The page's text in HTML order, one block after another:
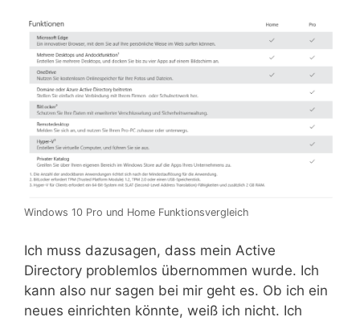
Windows 10 Pro und Home Funktionsvergleich
Ich muss dazusagen, dass mein Active
Directory problemlos übernommen wurde. Ich
kann also nur sagen bei mir geht es. Ob ich ein
neues einrichten könnte, weiß ich nicht. Ich